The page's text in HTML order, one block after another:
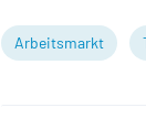
Arbeitsmarkt